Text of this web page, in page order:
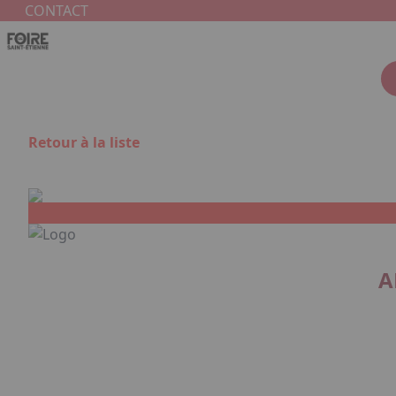
Aller au contenu principal
CONTACT
Retour à la liste
Panneau de gestion des cookies